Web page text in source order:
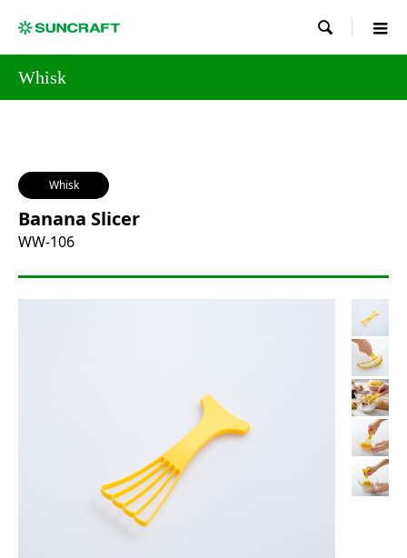

Whisk
Whisk
Banana Slicer
WW-106